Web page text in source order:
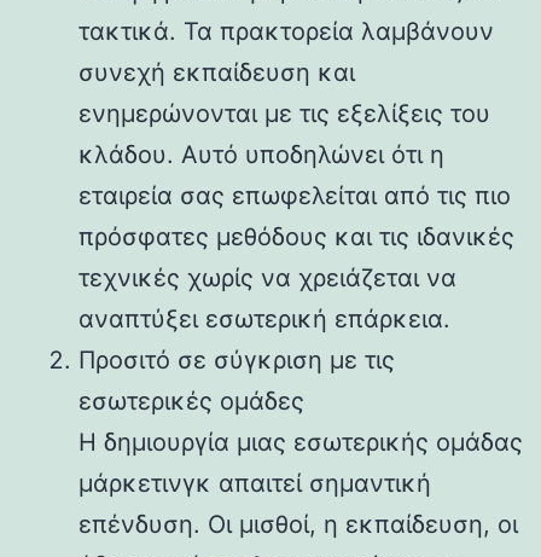
τακτικά. Τα πρακτορεία λαμβάνουν
συνεχή εκπαίδευση και
ενημερώνονται με τις εξελίξεις του
κλάδου. Αυτό υποδηλώνει ότι η
εταιρεία σας επωφελείται από τις πιο
πρόσφατες μεθόδους και τις ιδανικές
τεχνικές χωρίς να χρειάζεται να
αναπτύξει εσωτερική επάρκεια.
Προσιτό σε σύγκριση με τις
εσωτερικές ομάδες
Η δημιουργία μιας εσωτερικής ομάδας
μάρκετινγκ απαιτεί σημαντική
επένδυση. Οι μισθοί, η εκπαίδευση, οι